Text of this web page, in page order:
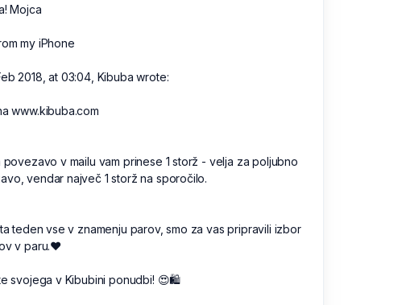
Mojca
my iPhone
2018, at 03:04, Kibuba wrote:
www.kibuba.com
povezavo v mailu vam prinese 1 storž - velja za poljubno
vendar največ 1 storž na sporočilo.
teden vse v znamenju parov, smo za vas pripravili izbor
v paru.❤️
svojega v Kibubini ponudbi! 😍🛍️